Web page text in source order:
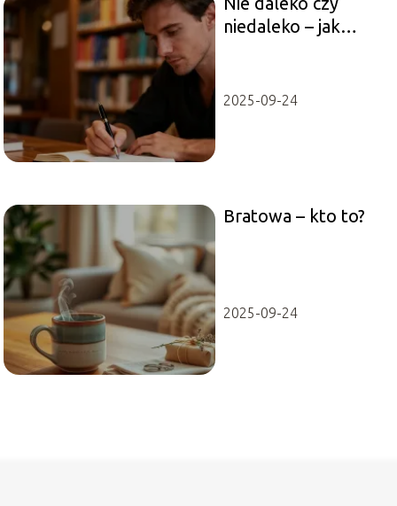
niedaleko – jak
2025-09-24
Bratowa – kto to?
2025-09-24